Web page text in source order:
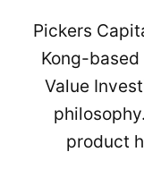
Pickers
Kong-
Value
product